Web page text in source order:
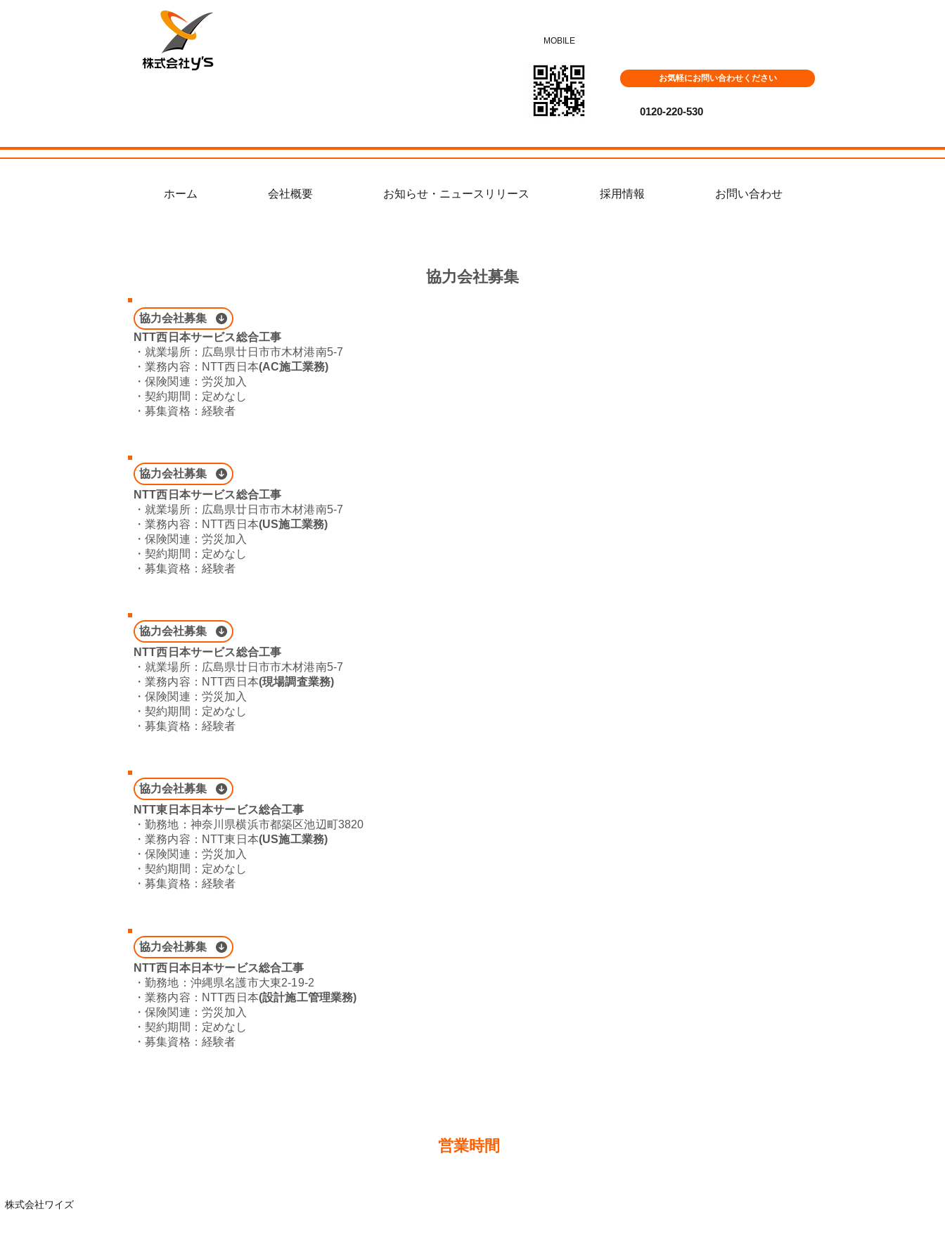
MOBILE
お気軽にお問い合わせください
0120-220-530
お問い合わせ
採用情報
お知らせ・ニュースリリース
会社概要
ホーム
協力会社募集
NTT西日本サービス総合工事
​・就業場所：広島県廿日市市木材港南5-7
​・業務内容：NTT西日本(AC施工業務)
・保険関連：労災加入
​・契約期間：定めなし
・募集資格：経験者
協力会社募集
NTT西日本サービス総合工事
​・就業場所： 広島県廿日市市木材港南5-7
​・業務内容：NTT西日本(US施工業務)
・保険関連：労災加入
​・契約期間：定めなし
・募集資格：経験者
協力会社募集
NTT西日本サービス総合工事
​・就業場所： 広島県廿日市市木材港南5-7
​・業務内容：NTT西日本(現場調査業務)
・保険関連：労災加入
​・契約期間：定めなし
・募集資格：経験者
協力会社募集
NTT東日本日本サービス総合工事
​・勤務地：神奈川県横浜市都築区池辺町3820
​・業務内容：NTT東日本(US施工業務)
・保険関連：労災加入
​・契約期間：定めなし
・募集資格：経験者
協力会社募集
NTT西日本日本サービス総合工事
​・勤務地：沖縄県名護市大東2-19-2
​・業務内容：NTT西日本(設計施工管理業務)
・保険関連：労災加入
​・契約期間：定めなし
​・募集資格：経験者
協力会社募集
株式会社ワイズ
営業時間